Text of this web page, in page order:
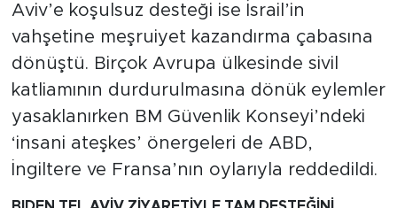
Aviv’e koşulsuz desteği ise İsrail’in
vahşetine meşruiyet kazandırma çabasına
dönüştü. Birçok Avrupa ülkesinde sivil
katliamının durdurulmasına dönük eylemler
yasaklanırken BM Güvenlik Konseyi’ndeki
‘insani ateşkes’ önergeleri de ABD,
İngiltere ve Fransa’nın oylarıyla reddedildi.
TARİH
KADIN
SAĞLIK
SİYASET
MEDYA KÖŞESİ